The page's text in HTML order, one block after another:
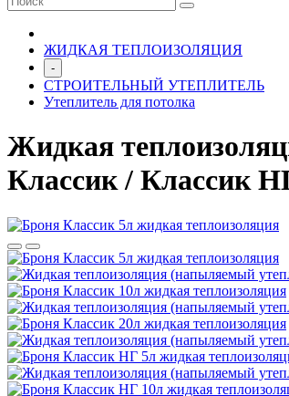
ЖИДКАЯ ТЕПЛОИЗОЛЯЦИЯ
-
СТРОИТЕЛЬНЫЙ УТЕПЛИТЕЛЬ
Утеплитель для потолка
Жидкая
Классик / Классик